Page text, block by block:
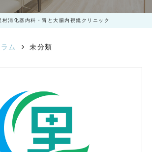
村消化器内科・胃と大腸内視鏡クリニック
ム 未分類